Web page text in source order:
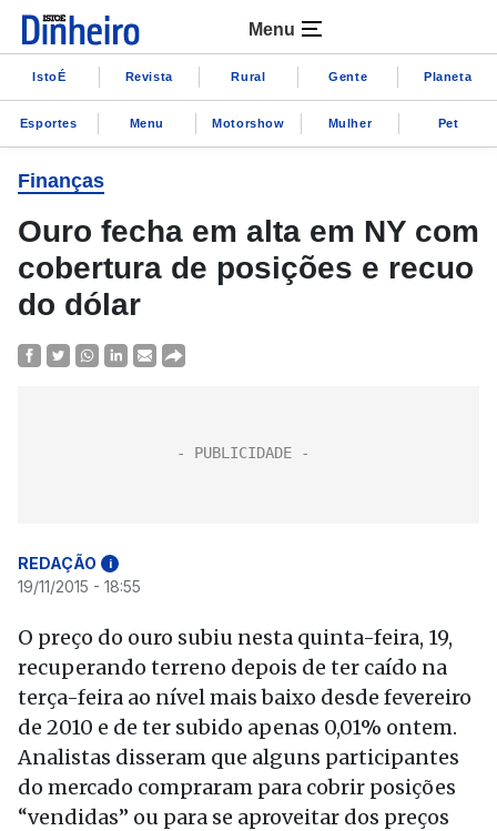
Menu
IstoÉ Revista Rural Gente Planeta
Esportes Menu Motorshow Mulher Pet
Finanças
Ouro fecha em alta em NY com
cobertura de posições e recuo
do dólar
REDAÇÃO i
19/11/2015 - 18:55
O preço do ouro subiu nesta quinta-feira, 19,
recuperando terreno depois de ter caído na
terça-feira ao nível mais baixo desde fevereiro
de 2010 e de ter subido apenas 0,01% ontem.
Analistas disseram que alguns participantes
do mercado compraram para cobrir posições
“vendidas” ou para se aproveitar dos preços